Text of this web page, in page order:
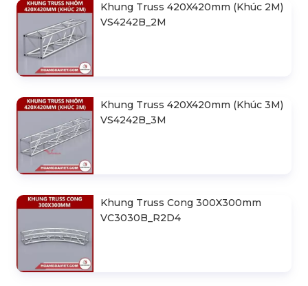
Khung Truss 420X420mm (Khúc 2M)
VS4242B_2M
Khung Truss 420X420mm (Khúc 3M)
VS4242B_3M
Khung Truss Cong 300X300mm
VC3030B_R2D4